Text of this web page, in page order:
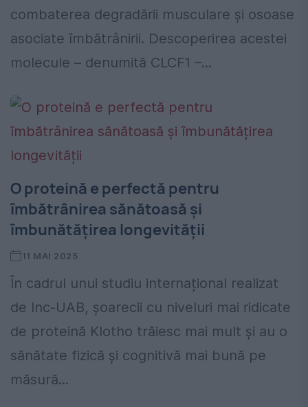
combaterea degradării musculare și osoase
asociate îmbătrânirii. Descoperirea acestei
molecule – denumită CLCF1 –...
O proteină e perfectă pentru
îmbătrânirea sănătoasă și
îmbunătățirea longevității
11 MAI 2025
În cadrul unui studiu internațional realizat
de Inc-UAB, șoarecii cu niveluri mai ridicate
de proteină Klotho trăiesc mai mult și au o
sănătate fizică și cognitivă mai bună pe
măsură...